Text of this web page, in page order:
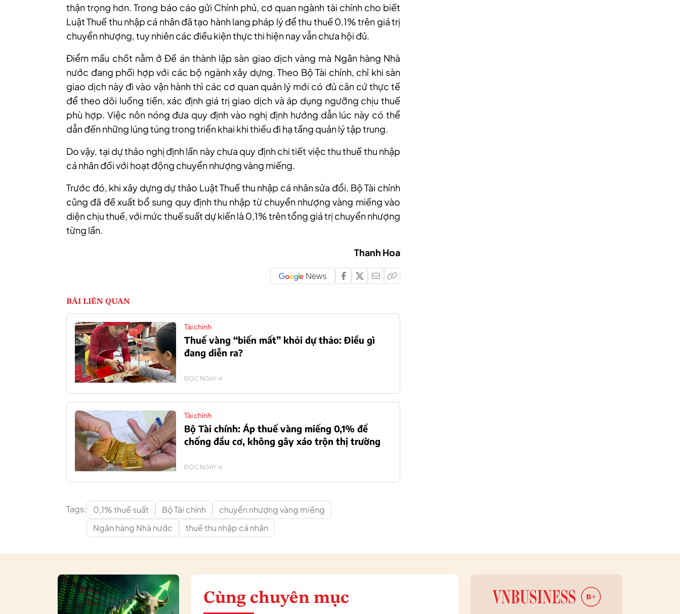
thận trọng hơn. Trong báo cáo gửi Chính phủ, cơ quan ngành tài chính cho biết
Luật Thuế thu nhập cá nhân đã tạo hành lang pháp lý để thu thuế 0,1% trên giá trị
chuyển nhượng, tuy nhiên các điều kiện thực thi hiện nay vẫn chưa hội đủ.
Điểm mấu chốt nằm ở Đề án thành lập sàn giao dịch vàng mà Ngân hàng Nhà
nước đang phối hợp với các bộ ngành xây dựng. Theo Bộ Tài chính, chỉ khi sàn
giao dịch này đi vào vận hành thì các cơ quan quản lý mới có đủ căn cứ thực tế
để theo dõi luồng tiền, xác định giá trị giao dịch và áp dụng ngưỡng chịu thuế
phù hợp. Việc nôn nóng đưa quy định vào nghị định hướng dẫn lúc này có thể
dẫn đến những lúng túng trong triển khai khi thiếu đi hạ tầng quản lý tập trung.
Do vậy, tại dự thảo nghị định lần này chưa quy định chi tiết việc thu thuế thu nhập
cá nhân đối với hoạt động chuyển nhượng vàng miếng.
Trước đó, khi xây dựng dự thảo Luật Thuế thu nhập cá nhân sửa đổi, Bộ Tài chính
cũng đã đề xuất bổ sung quy định thu nhập từ chuyển nhượng vàng miếng vào
diện chịu thuế, với mức thuế suất dự kiến là 0,1% trên tổng giá trị chuyển nhượng
từng lần.
Thanh Hoa
BÀI LIÊN QUAN
Tài chính
Thuế vàng “biến mất” khỏi dự thảo: Điều gì
đang diễn ra?
ĐỌC NGAY
Tài chính
Bộ Tài chính: Áp thuế vàng miếng 0,1% để
chống đầu cơ, không gây xáo trộn thị trường
ĐỌC NGAY
Tags: 0,1% thuế suất Bộ Tài chính
chuyển nhượng vàng miếng
Ngân hàng Nhà nước
thuế thu nhập cá nhân
Cùng chuyên mục